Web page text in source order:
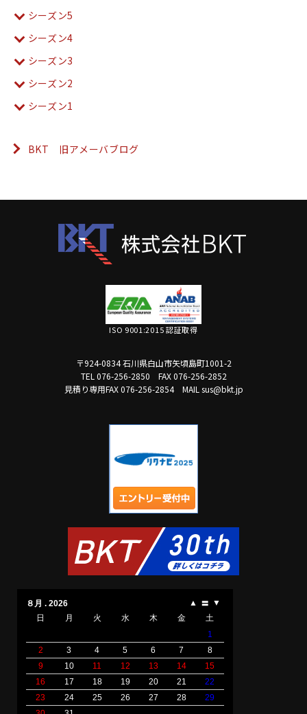
シーズン5
シーズン4
シーズン3
シーズン2
シーズン1
BKT 旧アメーバブログ
ISO 9001:2015 認証取得
〒924-0834 石川県白山市矢頃島町1001-2
TEL 076-256-2850
FAX 076-256-2852
見積り専用FAX 076-256-2854
MAIL sus@bkt.jp